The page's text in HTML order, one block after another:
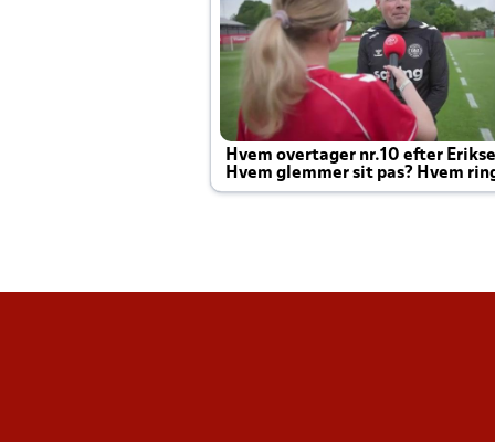
Hvem overtager nr.10 efter
Hvem glemmer sit pas? Hvem
Joachim altid til efter kampe?